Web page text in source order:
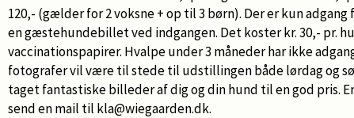
120,- (gælder for 2 voksne + op til 3 børn). Der er kun
en gæstehundebillet ved indgangen. Det koster kr. 30,- pr.
vaccinationspapirer. Hvalpe under 3 måneder har ikke
fotografer vil være til stede til udstillingen både lørdag og
taget fantastiske billeder af dig og din hund til en god pris.
send en mail til kla@wiegaarden.dk.